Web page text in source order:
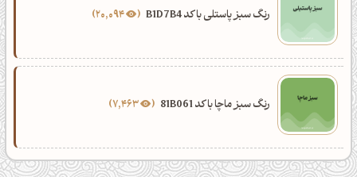
رنگ سبز پاستلی با کد B1D7B4 20,094
رنگ سبز ماچا با کد 81B061 7,463